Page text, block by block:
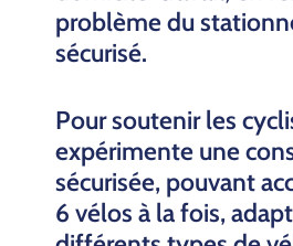
problème du
sécurisé.
Pour soutenir les
expérimente une
sécurisée, pouvant
6 vélos à la fois,